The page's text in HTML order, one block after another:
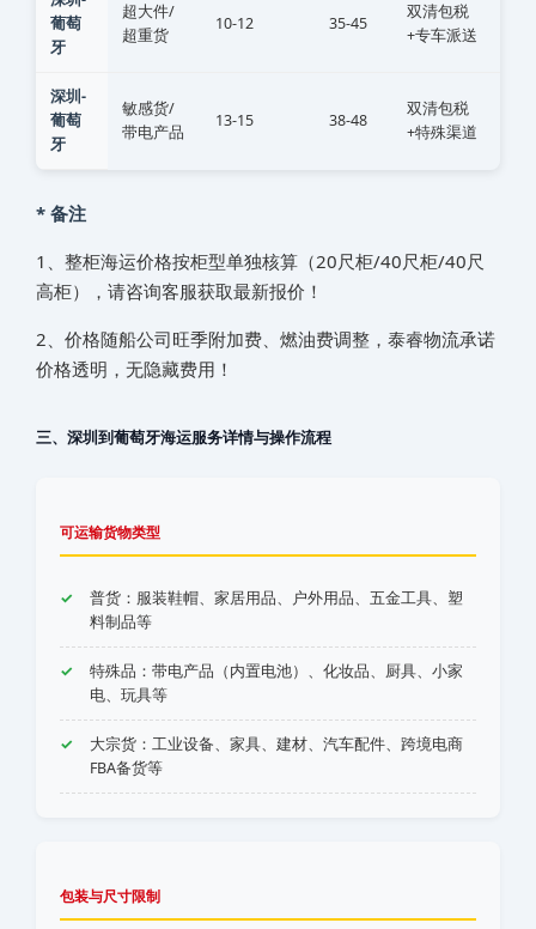
葡萄
牙
超大件/
超重货
10-12 35-45
双清包税
+专车派送
深圳-
葡萄
牙
敏感货/
带电产品
13-15 38-48
双清包税
+特殊渠道
* 备注
1、整柜海运价格按柜型单独核算（20尺柜/40尺柜/40尺
高柜），请咨询客服获取最新报价！
2、价格随船公司旺季附加费、燃油费调整，泰睿物流承诺
价格透明，无隐藏费用！
三、深圳到葡萄牙海运服务详情与操作流程
可运输货物类型
普货：服装鞋帽、家居用品、户外用品、五金工具、塑
料制品等
特殊品：带电产品（内置电池）、化妆品、厨具、小家
电、玩具等
大宗货：工业设备、家具、建材、汽车配件、跨境电商
FBA备货等
包装与尺寸限制